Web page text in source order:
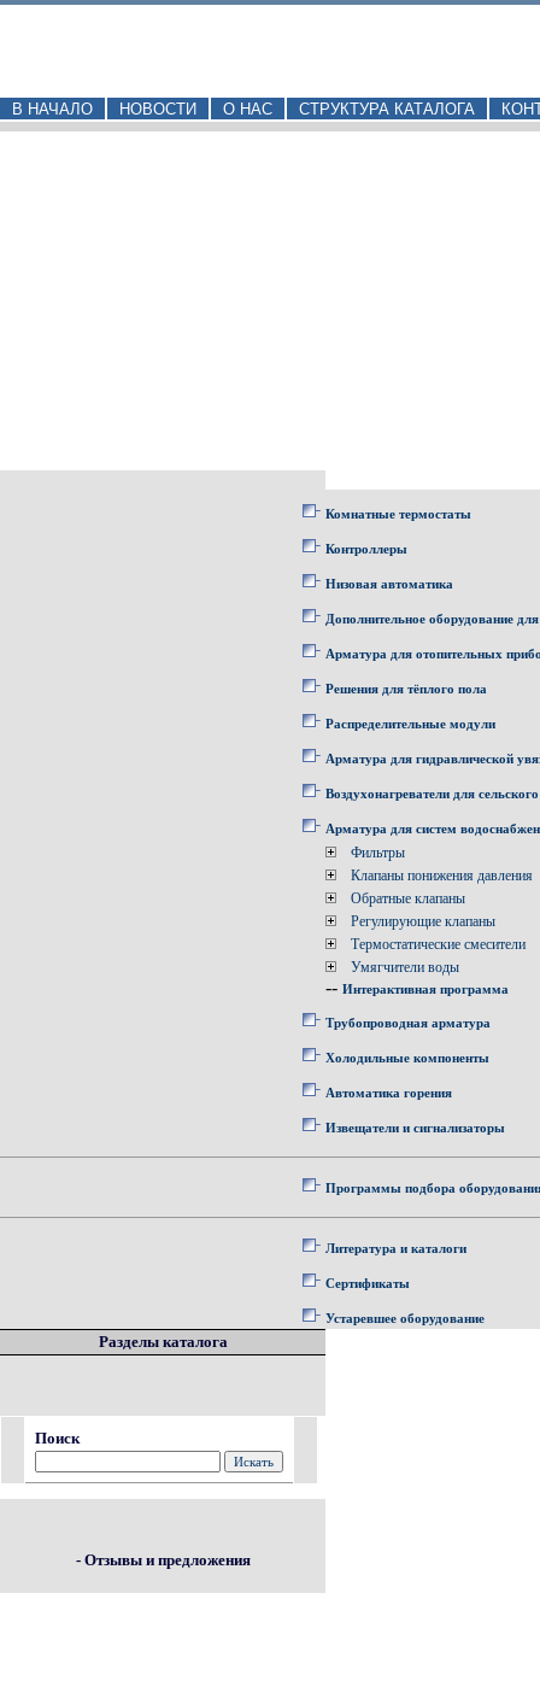
В НАЧАЛО НОВОСТИ О НАС СТРУКТУРА КАТАЛОГА
Комнатные термостаты
Контроллеры
Низовая автоматика
Дополнительное оборудование
Арматура для отопительных
Решения для тёплого пола
Распределительные модули
Арматура для гидравлической
Воздухонагреватели для
Арматура для систем
Фильтры
Клапаны понижения давления
Обратные клапаны
Регулирующие клапаны
Термостатические смесители
Умягчители воды
-- Интерактивная программа
Трубопроводная арматура
Холодильные компоненты
Автоматика горения
Извещатели и сигнализаторы
Программы подбора
Литература и каталоги
Сертификаты
Устаревшее оборудование
Разделы каталога
Поиск
- Отзывы и предложения